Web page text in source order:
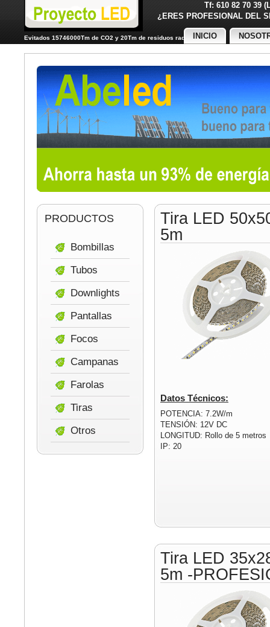
Tf: 610 82 70 39
¿ERES PROFESIONAL
Evitados 15746000Tm de CO2 y 20Tm de residuos radiactivos
INICIO
Tira LED
5m
Datos Técnicos:
POTENCIA: 7.2W/m
TENSIÓN: 12V DC
LONGITUD: Rollo de 5 metros
IP: 20
Tira LED
5m -
PRODUCTOS
Bombillas
Tubos
Downlights
Pantallas
Focos
Campanas
Farolas
Tiras
Otros